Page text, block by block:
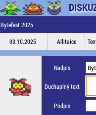
Bytefest 2025
03.10.2025 Allitaice
Nadpis
Duchaplný text
Podpis